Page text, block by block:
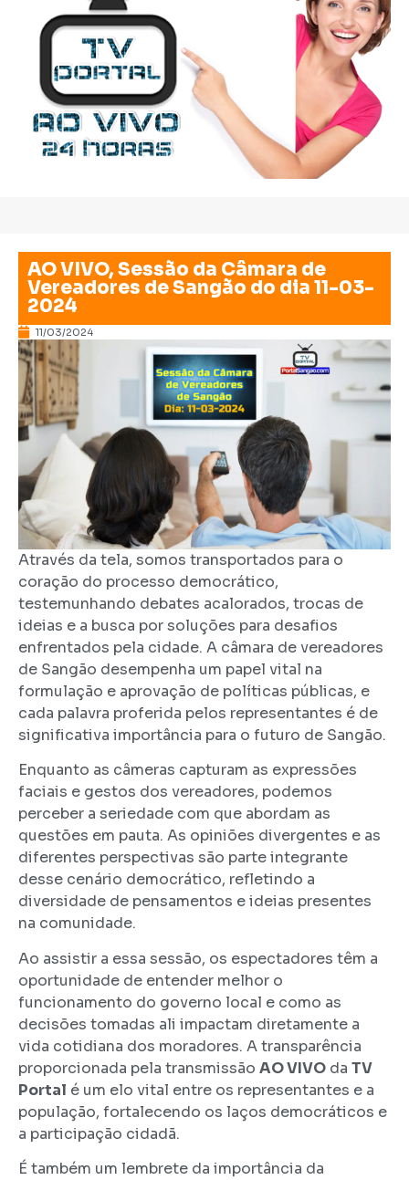
AO VIVO, Sessão da Câmara de
Vereadores de Sangão do dia 11-03-
2024
11/03/2024
Através da tela, somos transportados para o
coração do processo democrático,
testemunhando debates acalorados, trocas de
ideias e a busca por soluções para desafios
enfrentados pela cidade. A câmara de vereadores
de Sangão desempenha um papel vital na
formulação e aprovação de políticas públicas, e
cada palavra proferida pelos representantes é de
significativa importância para o futuro de Sangão.
Enquanto as câmeras capturam as expressões
faciais e gestos dos vereadores, podemos
perceber a seriedade com que abordam as
questões em pauta. As opiniões divergentes e as
diferentes perspectivas são parte integrante
desse cenário democrático, refletindo a
diversidade de pensamentos e ideias presentes
na comunidade.
Ao assistir a essa sessão, os espectadores têm a
oportunidade de entender melhor o
funcionamento do governo local e como as
decisões tomadas ali impactam diretamente a
vida cotidiana dos moradores. A transparência
proporcionada pela transmissão AO VIVO da TV
Portal é um elo vital entre os representantes e a
população, fortalecendo os laços democráticos e
a participação cidadã.
É também um lembrete da importância da